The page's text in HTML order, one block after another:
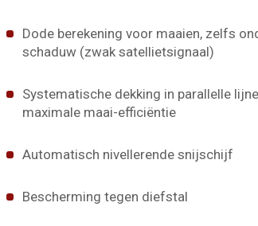
Dode berekening voor maaien, zelfs
schaduw (zwak satellietsignaal)
Systematische dekking in parallelle
maximale maai-efficiëntie
Automatisch nivellerende snijschijf
Bescherming tegen diefstal